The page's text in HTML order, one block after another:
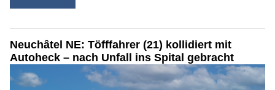
Neuchâtel NE: Töfffahrer (21) kollidiert mit
Autoheck – nach Unfall ins Spital gebracht